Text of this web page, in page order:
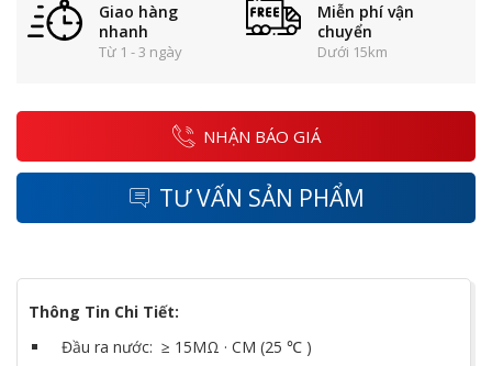
Giao hàng
nhanh
Từ 1 - 3 ngày
Miễn phí vận
chuyển
Dưới 15km
NHẬN BÁO GIÁ
TƯ VẤN SẢN PHẨM
Thông Tin Chi Tiết:
Đầu ra nước: ≥ 15MΩ · CM (25 ℃ )